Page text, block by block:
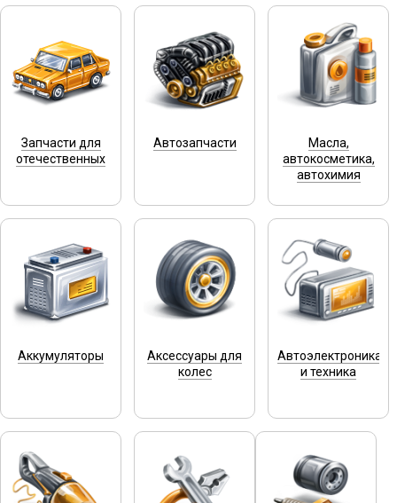
Запчасти для
отечественных
Автозапчасти
Масла,
автокосметика,
автохимия
Аккумуляторы
Аксессуары для
колес
Автоэлектроника
и техника